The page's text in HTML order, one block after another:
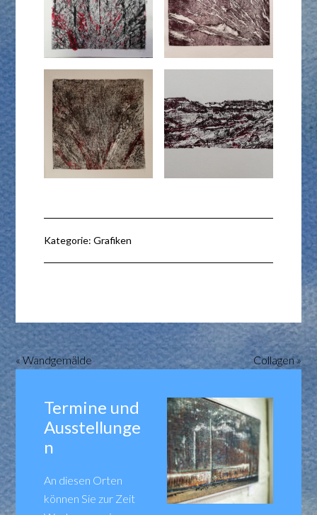
Kategorie:Grafiken
« Wandgemälde Collagen »
Termine und
Ausstellunge
n
An diesen Orten
können Sie zur Zeit